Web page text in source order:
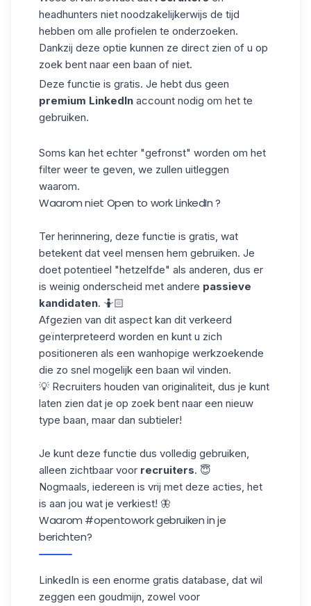
headhunters niet noodzakelijkerwijs de tijd
hebben om alle profielen te onderzoeken.
Dankzij deze optie kunnen ze direct zien of u op
zoek bent naar een baan of niet.
Deze functie is gratis. Je hebt dus geen
premium LinkedIn account nodig om het te
gebruiken.
Soms kan het echter "gefronst" worden om het
filter weer te geven, we zullen uitleggen
waarom.
Waarom niet Open to work LinkedIn ?
Ter herinnering, deze functie is gratis, wat
betekent dat veel mensen hem gebruiken. Je
doet potentieel "hetzelfde" als anderen, dus er
is weinig onderscheid met andere passieve
kandidaten. 🤷🏻
Afgezien van dit aspect kan dit verkeerd
geïnterpreteerd worden en kunt u zich
positioneren als een wanhopige werkzoekende
die zo snel mogelijk een baan wil vinden.
💡 Recruiters houden van originaliteit, dus je kunt
laten zien dat je op zoek bent naar een nieuw
type baan, maar dan subtieler!
Je kunt deze functie dus volledig gebruiken,
alleen zichtbaar voor recruiters. 😇
Nogmaals, iedereen is vrij met deze acties, het
is aan jou wat je verkiest! 🦋
Waarom #opentowork gebruiken in je
berichten?
LinkedIn is een enorme gratis database, dat wil
zeggen een goudmijn, zowel voor